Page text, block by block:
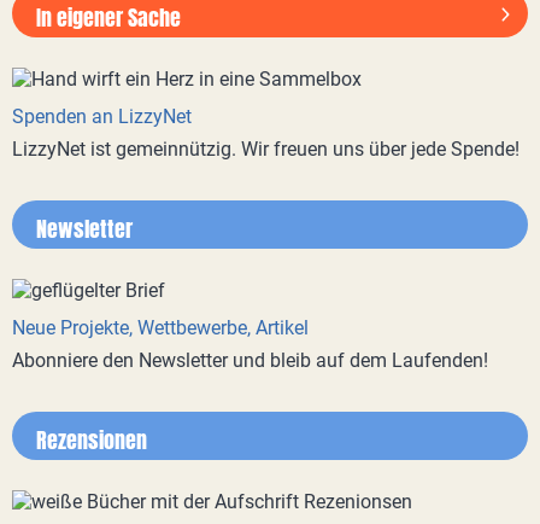
In eigener Sache
Spenden an LizzyNet
LizzyNet ist gemeinnützig. Wir freuen uns über jede Spende!
Newsletter
Neue Projekte, Wettbewerbe, Artikel
Abonniere den Newsletter und bleib auf dem Laufenden!
Rezensionen